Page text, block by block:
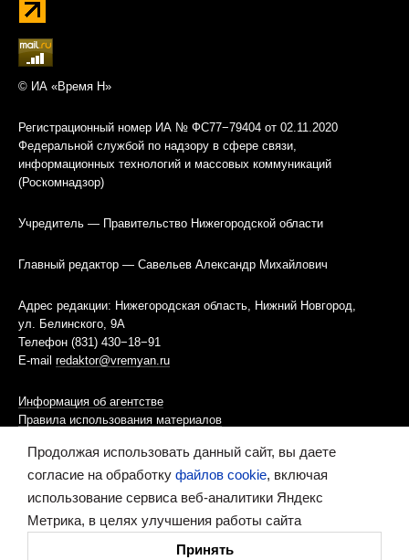
© ИА «Время Н»
Регистрационный номер ИА № ФС77−79404 от 02.11.2020
Федеральной службой по надзору в сфере связи,
информационных технологий и массовых коммуникаций
(Роскомнадзор)
Учредитель — Правительство Нижегородской области
Главный редактор — Савельев Александр Михайлович
Адрес редакции: Нижегородская область, Нижний Новгород,
ул. Белинского, 9А
Телефон (831) 430−18−91
E-mail redaktor@vremyan.ru
Информация об агентстве
Правила использования материалов
Информационная политика использования «cookies»-файлов
Ресурс содержит материалы 16+
Продолжая использовать данный сайт, вы даете
согласие на обработку файлов cookie, включая
использование сервиса веб-аналитики Яндекс
Метрика, в целях улучшения работы сайта
Принять